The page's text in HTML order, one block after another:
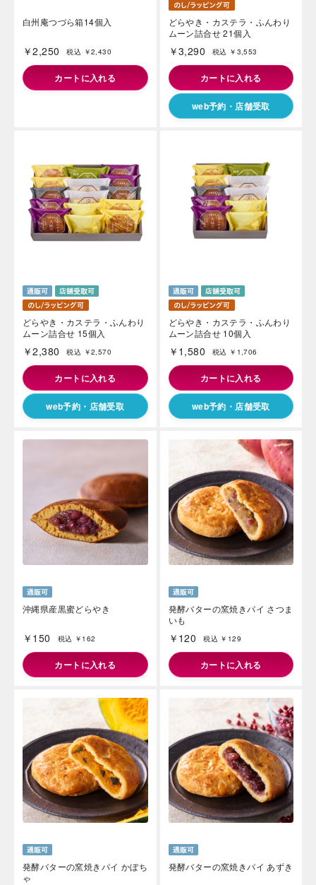
白州庵つづら箱14個入
￥2,250 税込 ￥2,430
カートに入れる
どらやき・カステラ・ふんわり
ムーン詰合せ 21個入
￥3,290 税込 ￥3,553
カートに入れる
web予約・店舗受取
どらやき・カステラ・ふんわり
ムーン詰合せ 15個入
￥2,380 税込 ￥2,570
カートに入れる
web予約・店舗受取
どらやき・カステラ・ふんわり
ムーン詰合せ 10個入
￥1,580 税込 ￥1,706
カートに入れる
web予約・店舗受取
沖縄県産黒蜜どらやき
￥150 税込 ￥162
カートに入れる
発酵バターの窯焼きパイ さつま
いも
￥120 税込 ￥129
カートに入れる
発酵バターの窯焼きパイ かぼち
ゃ
発酵バターの窯焼きパイ あずき